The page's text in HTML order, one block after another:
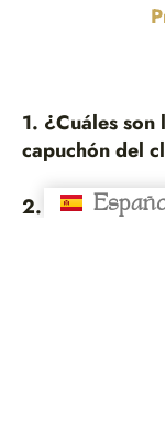
1. ¿Cuáles
capuchón del
2. ¿Cuál es el
Русский